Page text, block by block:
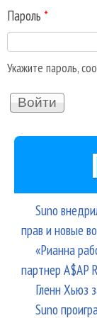
Пароль *
Укажите пароль,
Suno
прав и новые
«Рианна
партнер A$AP
Гленн Хьюз
Suno